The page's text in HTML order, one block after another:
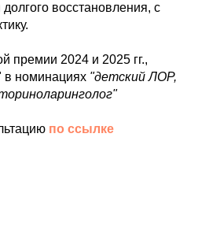
восстановления, с
премии 2024 и 2025 гг.,
в номинациях "детский ЛОР,
по ссылке